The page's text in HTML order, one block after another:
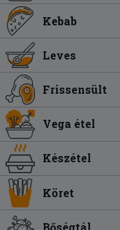
Kebab
Leves
Frissensült
Vega étel
Készétel
Köret
Bőségtál